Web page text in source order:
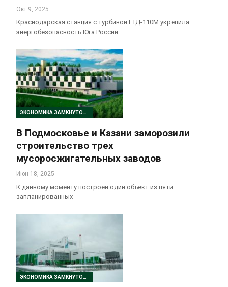
Окт 9, 2025
Краснодарская станция с турбиной ГТД-110М укрепила
энергобезопасность Юга России
ЭКОНОМИКА ЗАМКНУТОГО ЦИКЛА
В Подмосковье и Казани заморозили
строительство трех
мусоросжигательных заводов
Июн 18, 2025
К данному моменту построен один объект из пяти
запланированных
ЭКОНОМИКА ЗАМКНУТОГО ЦИКЛА